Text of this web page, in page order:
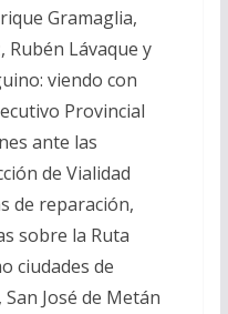
Gramaglia,
Rubén Lávaque y
viendo con
Provincial
ante las
de Vialidad
de reparación,
sobre la Ruta
ciudades de
José de Metán